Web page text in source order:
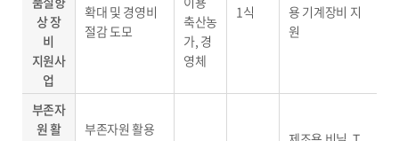
상 장
비
지원사
업
확대 및 경영비
절감 도모
축산농
가, 경
영체
1식
용 기계장비 지
원
부존자
원 활
부존자원 활용